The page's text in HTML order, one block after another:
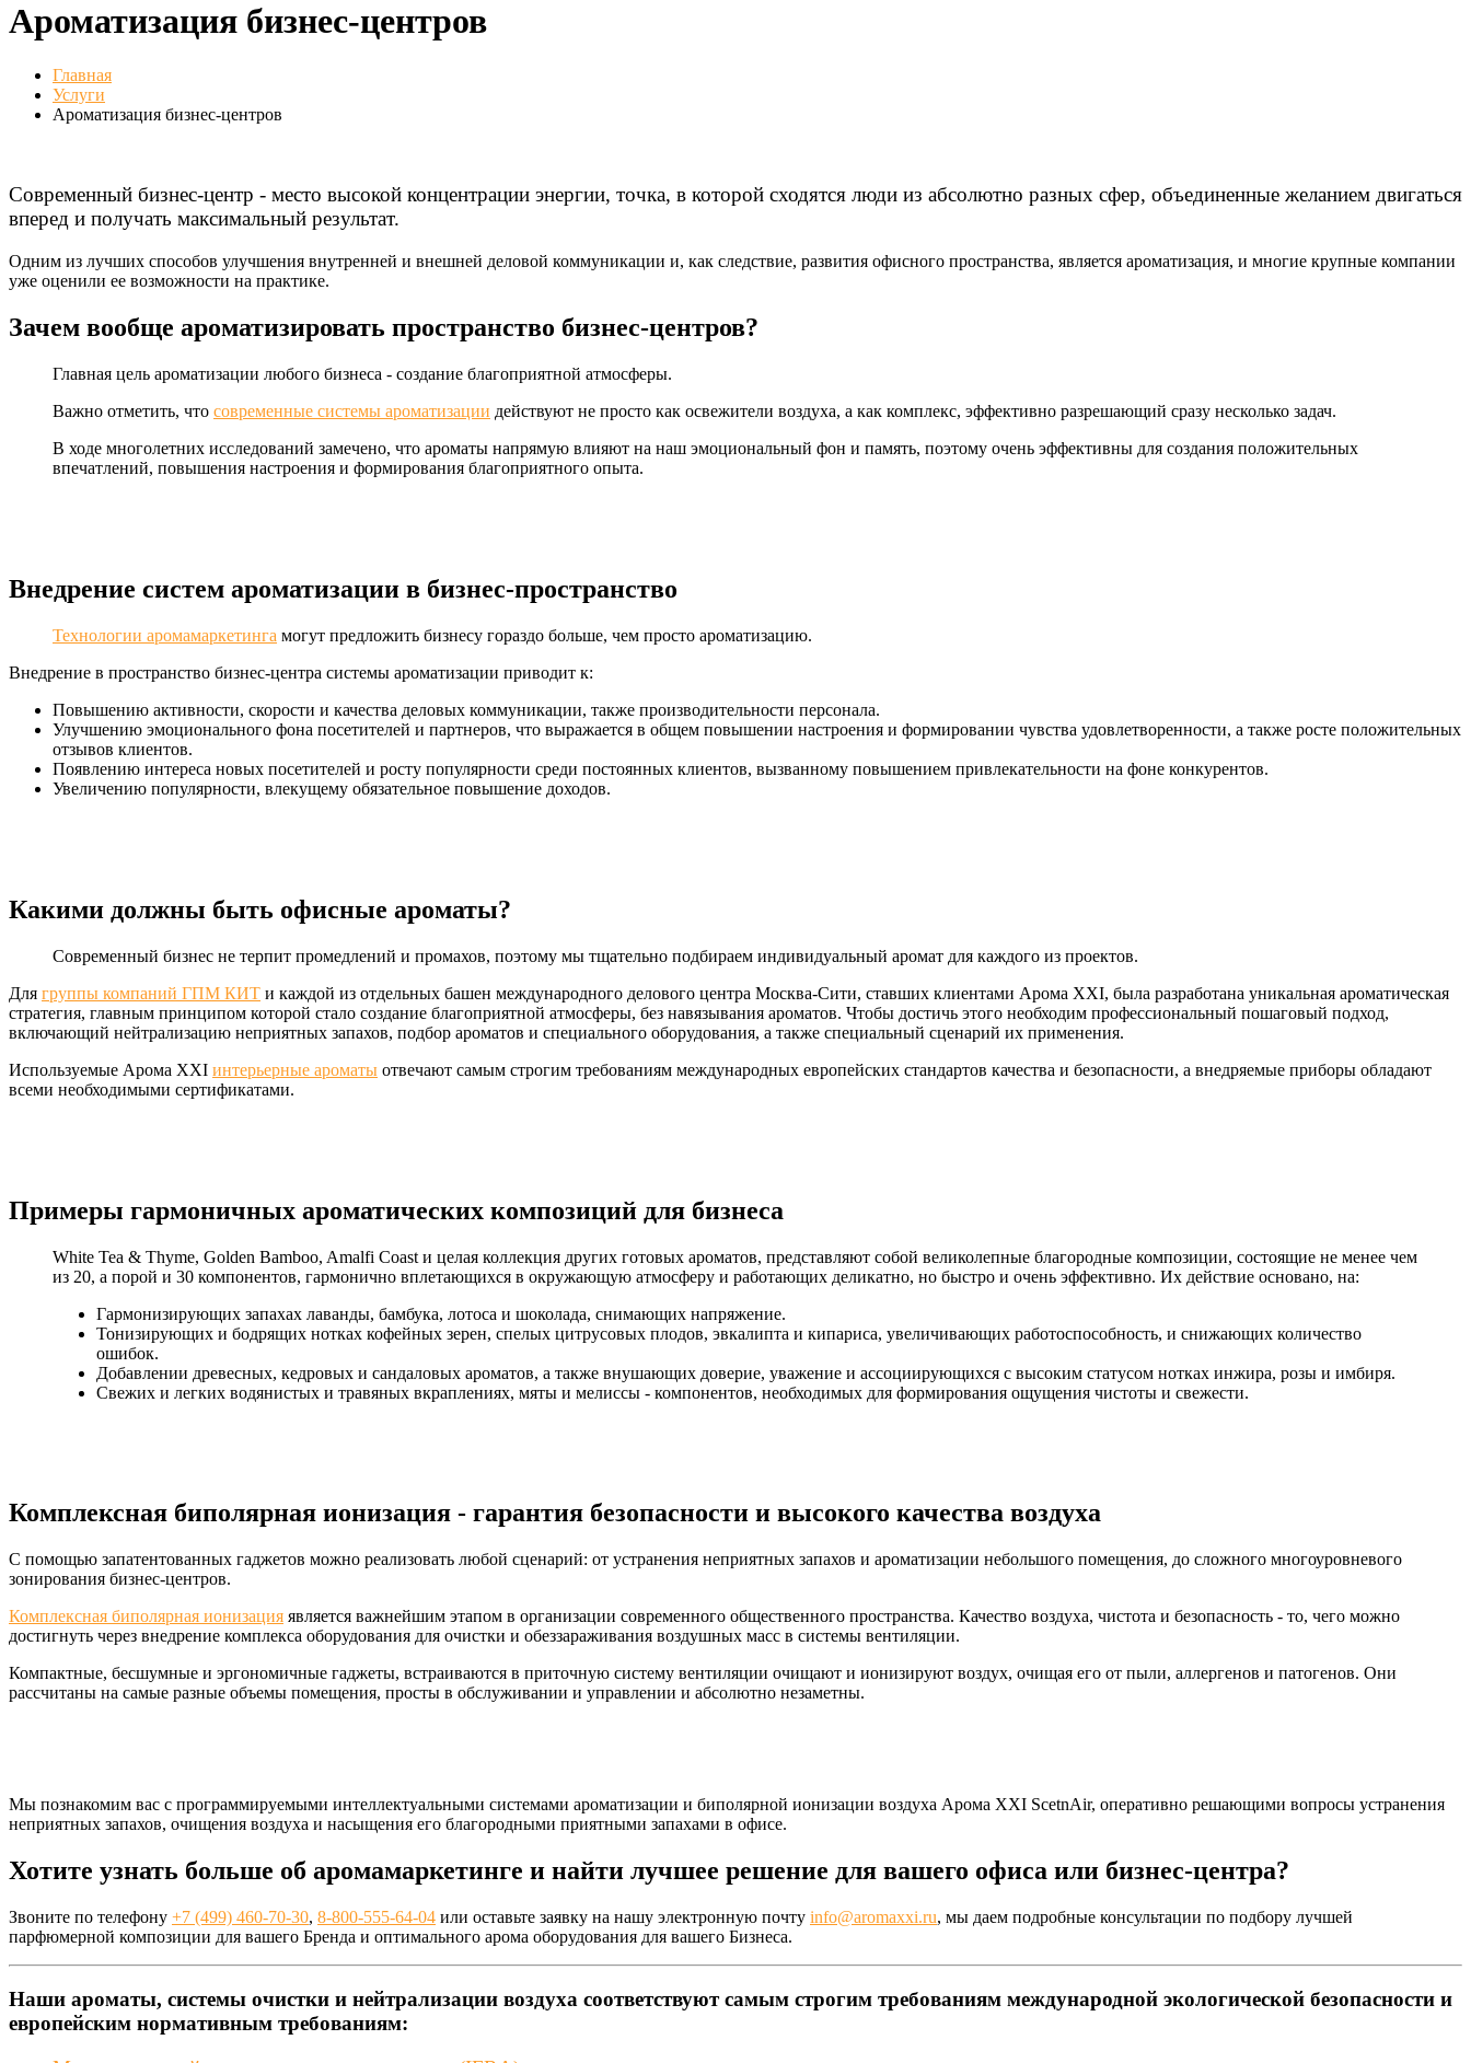
Ароматизация бизнес-центров
Главная
Услуги
Ароматизация бизнес-центров
Современный бизнес-центр - место высокой концентрации энергии, точка, в которой сходятся люди из абсолютно разных сфер, объединенные желанием двигаться
вперед и получать максимальный результат.
Одним из лучших способов улучшения внутренней и внешней деловой коммуникации и, как следствие, развития офисного пространства, является ароматизация, и многие крупные компании
уже оценили ее возможности на практике.
Зачем вообще ароматизировать пространство бизнес-центров?
Главная цель ароматизации любого бизнеса - создание благоприятной атмосферы.
Важно отметить, что современные системы ароматизации действуют не просто как освежители воздуха, а как комплекс, эффективно разрешающий сразу несколько задач.
В ходе многолетних исследований замечено, что ароматы напрямую влияют на наш эмоциональный фон и память, поэтому очень эффективны для создания положительных
впечатлений, повышения настроения и формирования благоприятного опыта.
Внедрение систем ароматизации в бизнес-пространство
Технологии аромамаркетинга могут предложить бизнесу гораздо больше, чем просто ароматизацию.
Внедрение в пространство бизнес-центра системы ароматизации приводит к:
Повышению активности, скорости и качества деловых коммуникации, также производительности персонала.
Улучшению эмоционального фона посетителей и партнеров, что выражается в общем повышении настроения и формировании чувства удовлетворенности, а также росте положительных
отзывов клиентов.
Появлению интереса новых посетителей и росту популярности среди постоянных клиентов, вызванному повышением привлекательности на фоне конкурентов.
Увеличению популярности, влекущему обязательное повышение доходов.
Какими должны быть офисные ароматы?
Современный бизнес не терпит промедлений и промахов, поэтому мы тщательно подбираем индивидуальный аромат для каждого из проектов.
Для группы компаний ГПМ КИТ и каждой из отдельных башен международного делового центра Москва-Сити, ставших клиентами Арома XXI, была разработана уникальная ароматическая
стратегия, главным принципом которой стало создание благоприятной атмосферы, без навязывания ароматов. Чтобы достичь этого необходим профессиональный пошаговый подход,
включающий нейтрализацию неприятных запахов, подбор ароматов и специального оборудования, а также специальный сценарий их применения.
Используемые Арома XXI интерьерные ароматы отвечают самым строгим требованиям международных европейских стандартов качества и безопасности, а внедряемые приборы обладают
всеми необходимыми сертификатами.
Примеры гармоничных ароматических композиций для бизнеса
White Tea & Thyme, Golden Bamboo, Amalfi Coast и целая коллекция других готовых ароматов, представляют собой великолепные благородные композиции, состоящие не менее чем
из 20, а порой и 30 компонентов, гармонично вплетающихся в окружающую атмосферу и работающих деликатно, но быстро и очень эффективно. Их действие основано, на:
Гармонизирующих запахах лаванды, бамбука, лотоса и шоколада, снимающих напряжение.
Тонизирующих и бодрящих нотках кофейных зерен, спелых цитрусовых плодов, эвкалипта и кипариса, увеличивающих работоспособность, и снижающих количество
ошибок.
Добавлении древесных, кедровых и сандаловых ароматов, а также внушающих доверие, уважение и ассоциирующихся с высоким статусом нотках инжира, розы и имбиря.
Свежих и легких водянистых и травяных вкраплениях, мяты и мелиссы - компонентов, необходимых для формирования ощущения чистоты и свежести.
Комплексная биполярная ионизация - гарантия безопасности и высокого качества воздуха
С помощью запатентованных гаджетов можно реализовать любой сценарий: от устранения неприятных запахов и ароматизации небольшого помещения, до сложного многоуровневого
зонирования бизнес-центров.
Комплексная биполярная ионизация является важнейшим этапом в организации современного общественного пространства. Качество воздуха, чистота и безопасность - то, чего можно
достигнуть через внедрение комплекса оборудования для очистки и обеззараживания воздушных масс в системы вентиляции.
Компактные, бесшумные и эргономичные гаджеты, встраиваются в приточную систему вентиляции очищают и ионизируют воздух, очищая его от пыли, аллергенов и патогенов. Они
рассчитаны на самые разные объемы помещения, просты в обслуживании и управлении и абсолютно незаметны.
Мы познакомим вас с программируемыми интеллектуальными системами ароматизации и биполярной ионизации воздуха Арома XXI ScetnAir, оперативно решающими вопросы устранения
неприятных запахов, очищения воздуха и насыщения его благородными приятными запахами в офисе.
Хотите узнать больше об аромамаркетинге и найти лучшее решение для вашего офиса или бизнес-центра?
Звоните по телефону +7 (499) 460-70-30, 8-800-555-64-04 или оставьте заявку на нашу электронную почту info@aromaxxi.ru, мы даем подробные консультации по подбору лучшей
парфюмерной композиции для вашего Бренда и оптимального арома оборудования для вашего Бизнеса.
Наши ароматы, системы очистки и нейтрализации воздуха соответствуют самым строгим требованиям международной экологической безопасности и
европейским нормативным требованиям: